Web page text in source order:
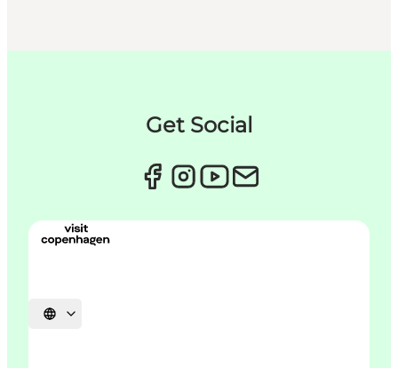
Get Social
Select language